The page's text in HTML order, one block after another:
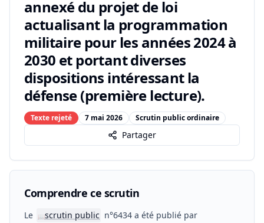
annexé du projet de loi
actualisant la programmation
militaire pour les années 2024 à
2030 et portant diverses
dispositions intéressant la
défense (première lecture).
Texte rejeté 7 mai 2026 Scrutin public ordinaire
Partager
Comprendre ce scrutin
Le 📖scrutin public n°6434 a été publié par